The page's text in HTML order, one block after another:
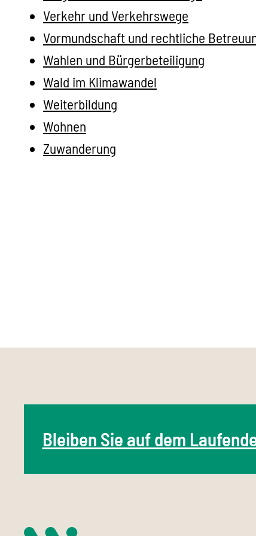
Verkehr und Verkehrswege
Vormundschaft und rechtliche
Wahlen und Bürgerbeteiligung
Wald im Klimawandel
Weiterbildung
Wohnen
Zuwanderung
Bleiben Sie auf dem